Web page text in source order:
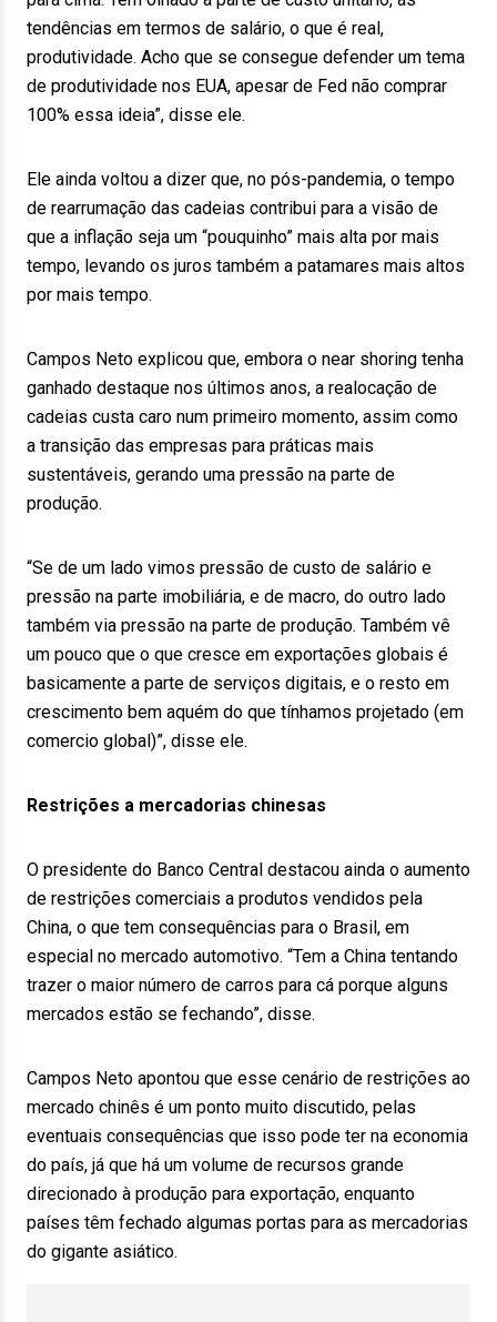
tendências em termos de salário, o que é real,
produtividade. Acho que se consegue defender um tema
de produtividade nos EUA, apesar de Fed não comprar
100% essa ideia”, disse ele.
Ele ainda voltou a dizer que, no pós-pandemia, o tempo
de rearrumação das cadeias contribui para a visão de
que a inflação seja um “pouquinho” mais alta por mais
tempo, levando os juros também a patamares mais altos
por mais tempo.
Campos Neto explicou que, embora o near shoring tenha
ganhado destaque nos últimos anos, a realocação de
cadeias custa caro num primeiro momento, assim como
a transição das empresas para práticas mais
sustentáveis, gerando uma pressão na parte de
produção.
“Se de um lado vimos pressão de custo de salário e
pressão na parte imobiliária, e de macro, do outro lado
também via pressão na parte de produção. Também vê
um pouco que o que cresce em exportações globais é
basicamente a parte de serviços digitais, e o resto em
crescimento bem aquém do que tínhamos projetado (em
comercio global)”, disse ele.
Restrições a mercadorias chinesas
O presidente do Banco Central destacou ainda o aumento
de restrições comerciais a produtos vendidos pela
China, o que tem consequências para o Brasil, em
especial no mercado automotivo. “Tem a China tentando
trazer o maior número de carros para cá porque alguns
mercados estão se fechando”, disse.
Campos Neto apontou que esse cenário de restrições ao
mercado chinês é um ponto muito discutido, pelas
eventuais consequências que isso pode ter na economia
do país, já que há um volume de recursos grande
direcionado à produção para exportação, enquanto
países têm fechado algumas portas para as mercadorias
do gigante asiático.